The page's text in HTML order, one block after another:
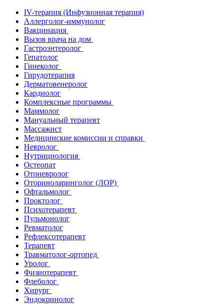
IV-терапия (Инфузионная терапия)
Аллерголог-иммунолог
Вакцинация
Вызов врача на дом
Гастроэнтеролог
Гепатолог
Гинеколог
Гирудотерапия
Дерматовенеролог
Кардиолог
Комплексные программы
Маммолог
Мануальный терапевт
Массажист
Медицинские комиссии и справки
Невролог
Нутрициология
Остеопат
Отоневролог
Оториноларинголог (ЛОР)
Офтальмолог
Проктолог
Психотерапевт
Пульмонолог
Ревматолог
Рефлексотерапевт
Терапевт
Травматолог-ортопед
Уролог
Физиотерапевт
Флеболог
Хирург
Эндокринолог